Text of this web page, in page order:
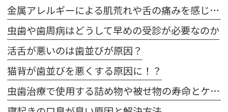
金属アレルギーによる肌荒れや舌の痛みを感じた場合は注意が必要です
虫歯や歯周病はどうして早めの受診が必要なのか
活舌が悪いのは歯並びが原因？
猫背が歯並びを悪くする原因に！？
虫歯治療で使用する詰め物や被せ物の寿命とケア方法